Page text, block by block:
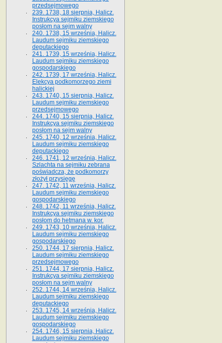
przedsejmowego
239. 1738, 18 sierpnia, Halicz.
Instrukcya sejmiku ziemskiego
posłom na sejm walny
240. 1738, 15 września, Halicz.
Laudum sejmiku ziemskiego
deputackiego
241. 1739, 15 września, Halicz.
Laudum sejmiku ziemskiego
gospodarskiego
242. 1739, 17 września, Halicz.
Elekcya podkomorzego ziemi
halickiej
243. 1740, 15 sierpnia, Halicz.
Laudum sejmiku ziemskiego
przedsejmowego
244. 1740, 15 sierpnia, Halicz.
Instrukcya sejmiku ziemskiego
posłom na sejm walny
245. 1740, 12 września, Halicz.
Laudum sejmiku ziemskiego
deputackiego
246. 1741, 12 września, Halicz.
Szlachta na sejmiku zebrana
poświadcza, że podkomorzy
złożył przysięgę
247. 1742, 11 września, Halicz.
Laudum sejmiku ziemskiego
gospodarskiego
248. 1742, 11 września, Halicz.
Instrukcya sejmiku ziemskiego
posłom do hetmana w. kor.
249. 1743, 10 września, Halicz.
Laudum sejmiku ziemskiego
gospodarskiego
250. 1744, 17 sierpnia, Halicz.
Laudum sejmiku ziemskiego
przedsejmowego
251. 1744, 17 sierpnia, Halicz.
Instrukcya sejmiku ziemskiego
posłom na sejm walny
252. 1744, 14 września, Halicz.
Laudum sejmiku ziemskiego
deputackiego
253. 1745, 14 września, Halicz.
Laudum sejmiku ziemskiego
gospodarskiego
254. 1746, 15 sierpnia, Halicz.
Laudum sejmiku ziemskiego